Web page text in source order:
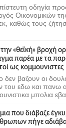
οδηγία
Οικονομικών
καθώς τους
«θεϊκή» βροχή
παρέα με τα
ως κομμουνιστες
δεν βαζουν οι
του εδω και πανω
μπολια
που διάβαζε
πήγε